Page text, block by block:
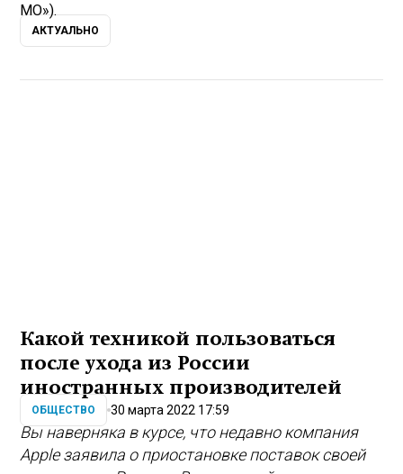
МО»).
АКТУАЛЬНО
Какой техникой пользоваться
после ухода из России
иностранных производителей
ОБЩЕСТВО 30 марта 2022 17:59
Вы наверняка в курсе, что недавно компания
Apple заявила о приостановке поставок своей